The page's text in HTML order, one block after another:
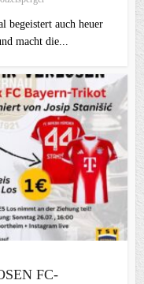
begeistert auch heuer
macht die...
FC-